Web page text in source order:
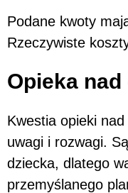
Podane kwoty
Rzeczywiste
Opieka
Kwestia opieki
uwagi i rozwagi.
dziecka, dlatego
przemyślanego